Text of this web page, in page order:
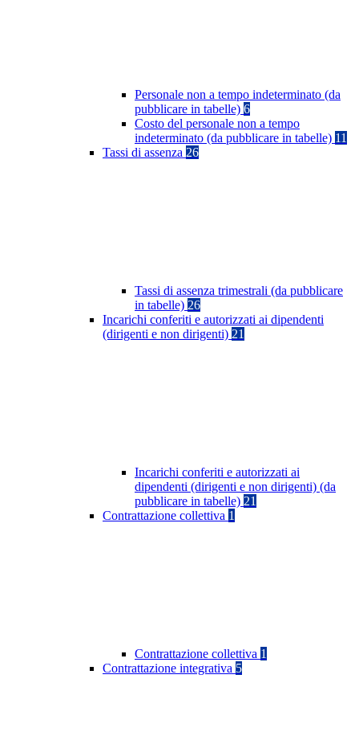
Personale non a tempo indeterminato (da
pubblicare in tabelle) 6
Costo del personale non a tempo
indeterminato (da pubblicare in tabelle) 11
Tassi di assenza 26
Tassi di assenza trimestrali (da pubblicare
in tabelle) 26
Incarichi conferiti e autorizzati ai dipendenti
(dirigenti e non dirigenti) 21
Incarichi conferiti e autorizzati ai
dipendenti (dirigenti e non dirigenti) (da
pubblicare in tabelle) 21
Contrattazione collettiva 1
Contrattazione collettiva 1
Contrattazione integrativa 5